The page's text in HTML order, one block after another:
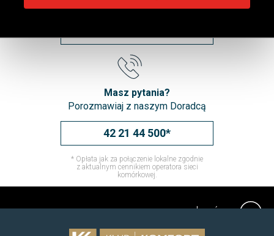
Masz pytania?
Porozmawiaj z naszym Doradcą
42 21 44 500*
* Opłata jak za połączenie lokalne zgodnie
z aktualnym cennikiem operatora sieci
komórkowej.
do góry